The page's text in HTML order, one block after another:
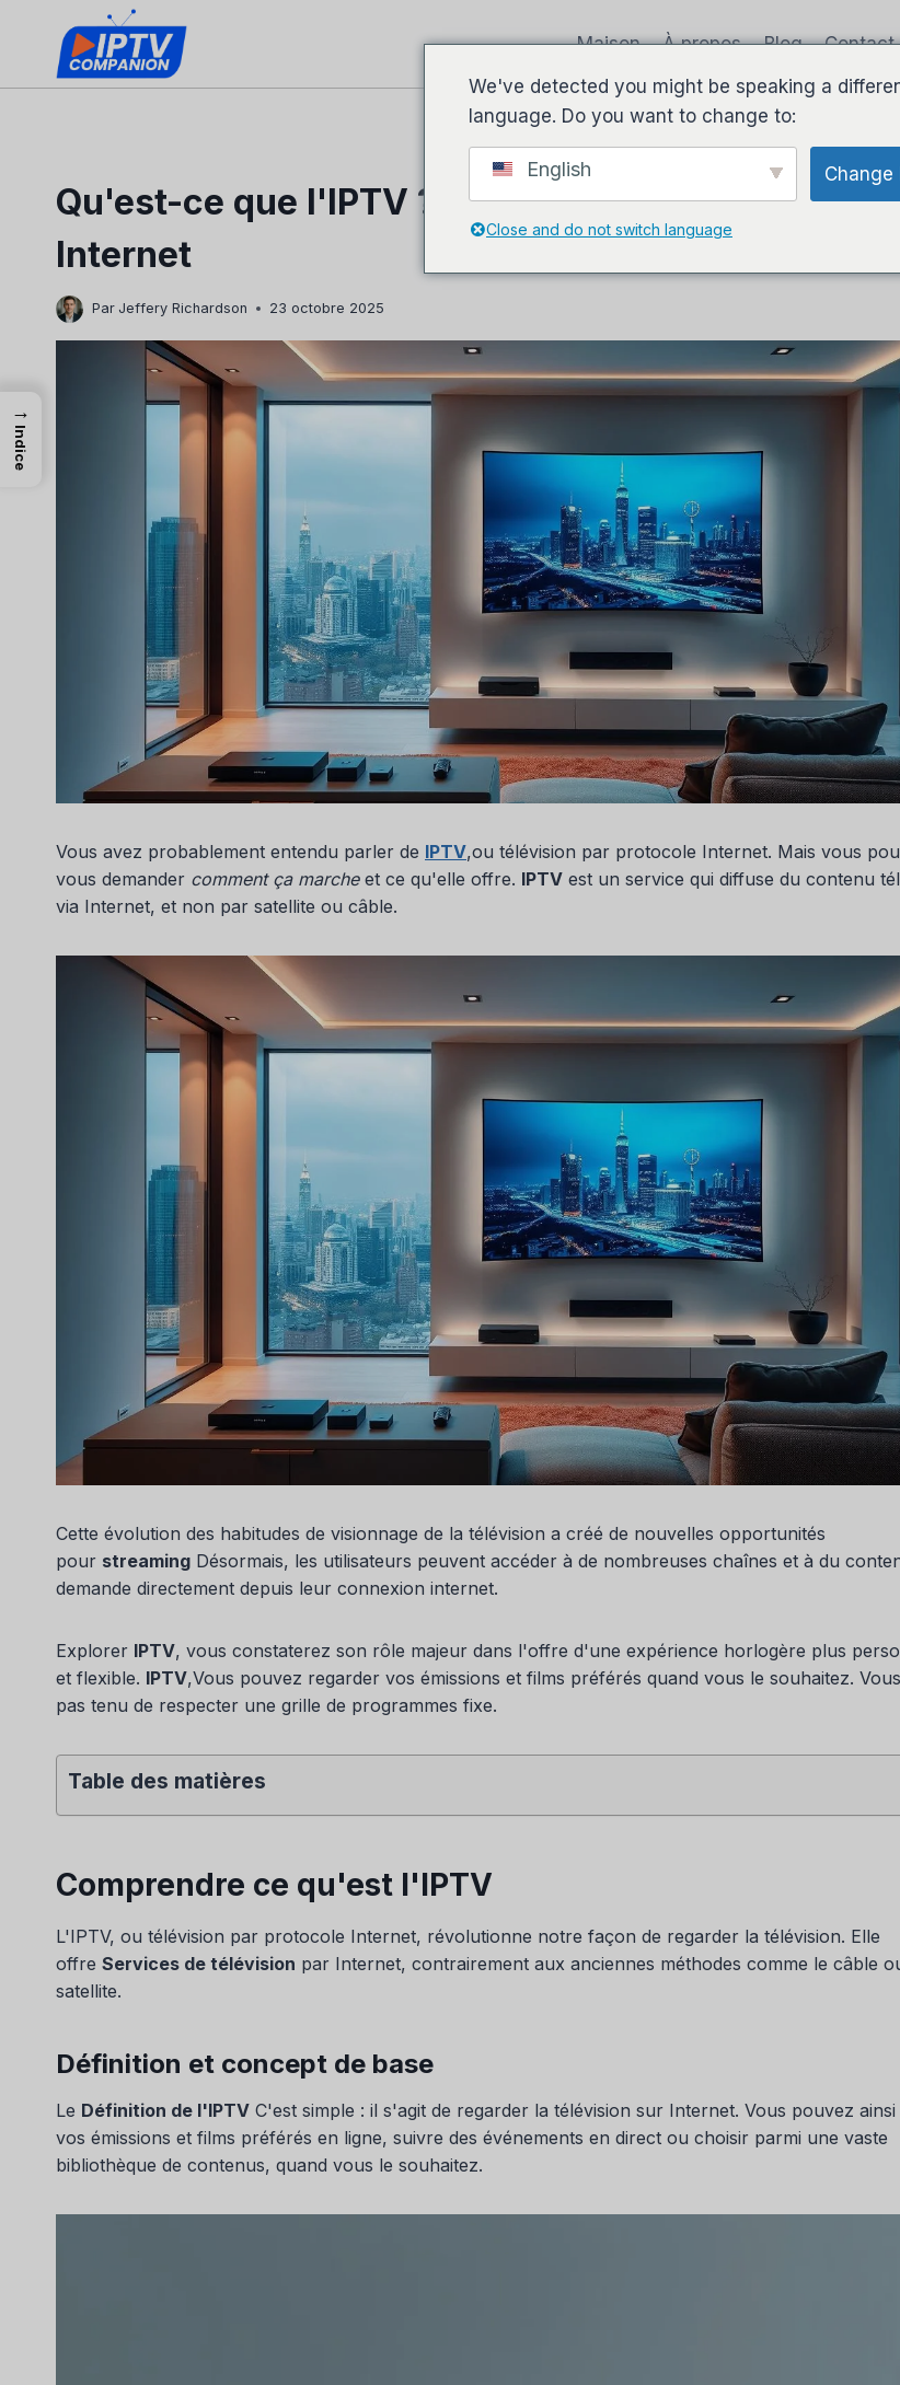
contenu
Maison À propos Blog Contact
Qu'est-ce que l'IPTV ? Votre guide de la
Internet
Par Jeffery Richardson 23 octobre 2025
Vous avez probablement entendu parler de IPTV,ou télévision par protocole Internet. Mais vous
vous demander comment ça marcheet ce qu'elle offre. IPTV est un service qui diffuse du contenu
via Internet, et non par satellite ou câble.
Cette évolution des habitudes de visionnage de la télévision a créé de nouvelles opportunités
pour streaming Désormais, les utilisateurs peuvent accéder à de nombreuses chaînes et à du
demande directement depuis leur connexion internet.
Explorer IPTV, vous constaterez son rôle majeur dans l'offre d'une expérience horlogère plus
et flexible. IPTV,Vous pouvez regarder vos émissions et films préférés quand vous le souhaitez.
pas tenu de respecter une grille de programmes fixe.
Table des matières
Comprendre ce qu'est l'IPTV
L'IPTV, ou télévision par protocole Internet, révolutionne notre façon de regarder la télévision. Elle
offre Services de télévision par Internet, contrairement aux anciennes méthodes comme le câble
satellite.
Définition et concept de base
Le Définition de l'IPTV C'est simple : il s'agit de regarder la télévision sur Internet. Vous pouvez
vos émissions et films préférés en ligne, suivre des événements en direct ou choisir parmi une vaste
bibliothèque de contenus, quand vous le souhaitez.
We've detected you might be speaking a
language. Do you want to change to:
English Change
Close and do not switch language
→
Indice